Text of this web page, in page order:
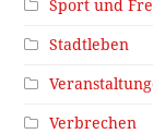
Sport und
Stadtleben
Verbrechen